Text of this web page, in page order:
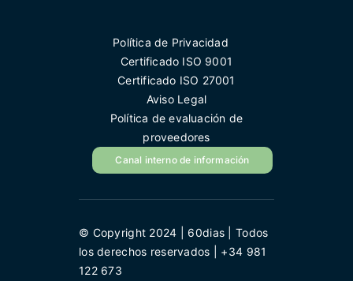
Política de Privacidad
Certificado ISO 9001
Certificado ISO 27001
Aviso Legal
Política de evaluación de
proveedores
Canal interno de información
© Copyright 2024 | 60dias | Todos
los derechos reservados | +34 981
122 673